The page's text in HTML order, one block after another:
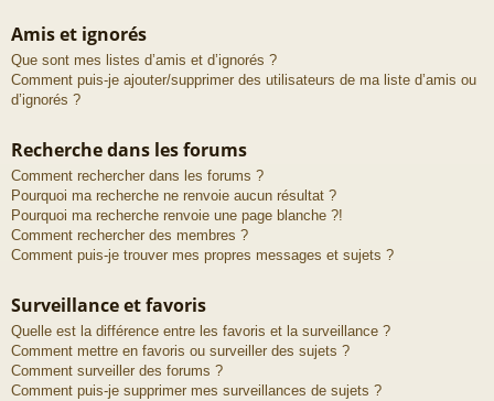
Amis et ignorés
Que sont mes listes d’amis et d’ignorés ?
Comment puis-je ajouter/supprimer des utilisateurs de ma liste d’amis ou
d’ignorés ?
Recherche dans les forums
Comment rechercher dans les forums ?
Pourquoi ma recherche ne renvoie aucun résultat ?
Pourquoi ma recherche renvoie une page blanche ?!
Comment rechercher des membres ?
Comment puis-je trouver mes propres messages et sujets ?
Surveillance et favoris
Quelle est la différence entre les favoris et la surveillance ?
Comment mettre en favoris ou surveiller des sujets ?
Comment surveiller des forums ?
Comment puis-je supprimer mes surveillances de sujets ?